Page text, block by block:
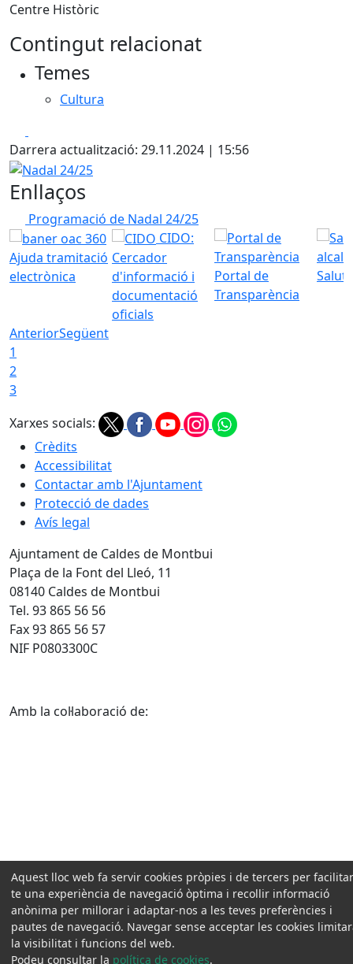
Centre Històric
Contingut relacionat
Temes
Cultura
Darrera actualització: 29.11.2024 | 15:56
Nadal 24/25
Enllaços
Programació de Nadal 24/25
Ajuda tramitació
electrònica
CIDO:
Cercador
d'informació i
documentació
oficials
Portal de
Transparència
AnteriorSegüent
1
2
3
Xarxes socials:
Crèdits
Accessibilitat
Contactar amb l'Ajuntament
Protecció de dades
Avís legal
Ajuntament de Caldes de Montbui
Plaça de la Font del Lleó, 11
08140 Caldes de Montbui
Tel. 93 865 56 56
Fax 93 865 56 57
NIF P0803300C
Amb la col·laboració de:
Aquest lloc web fa servir cookies pròpies i de tercers per
te una experiència de navegació òptima i recollir informació
anònima per millorar i adaptar-nos a les teves preferències i
pautes de navegació. Navegar sense acceptar les cookies
la visibilitat i funcions del web.
Podeu consultar la política de cookies.